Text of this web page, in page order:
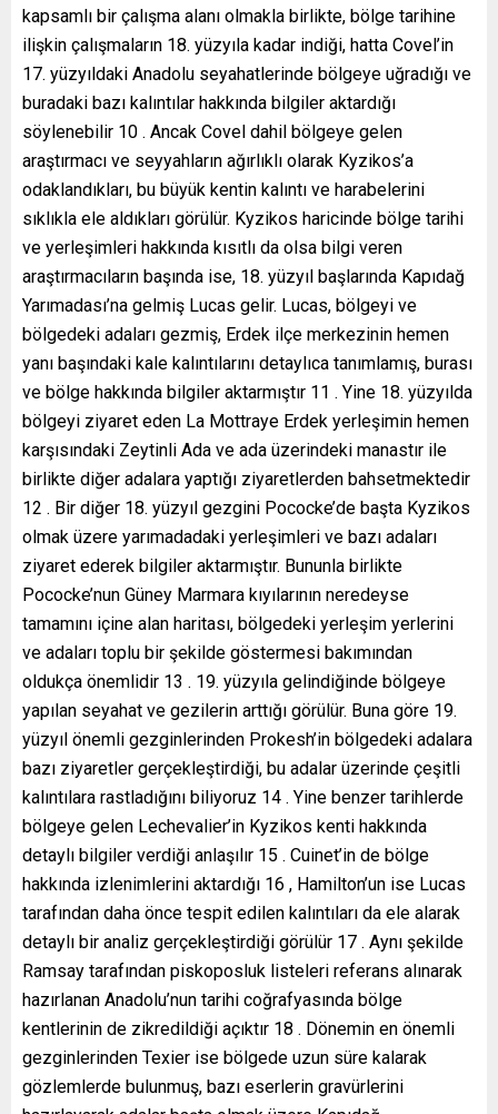
kapsamlı bir çalışma alanı olmakla birlikte, bölge tarihine
ilişkin çalışmaların 18. yüzyıla kadar indiği, hatta Covel’in
17. yüzyıldaki Anadolu seyahatlerinde bölgeye uğradığı ve
buradaki bazı kalıntılar hakkında bilgiler aktardığı
söylenebilir 10 . Ancak Covel dahil bölgeye gelen
araştırmacı ve seyyahların ağırlıklı olarak Kyzikos’a
odaklandıkları, bu büyük kentin kalıntı ve harabelerini
sıklıkla ele aldıkları görülür. Kyzikos haricinde bölge tarihi
ve yerleşimleri hakkında kısıtlı da olsa bilgi veren
araştırmacıların başında ise, 18. yüzyıl başlarında Kapıdağ
Yarımadası’na gelmiş Lucas gelir. Lucas, bölgeyi ve
bölgedeki adaları gezmiş, Erdek ilçe merkezinin hemen
yanı başındaki kale kalıntılarını detaylıca tanımlamış, burası
ve bölge hakkında bilgiler aktarmıştır 11 . Yine 18. yüzyılda
bölgeyi ziyaret eden La Mottraye Erdek yerleşimin hemen
karşısındaki Zeytinli Ada ve ada üzerindeki manastır ile
birlikte diğer adalara yaptığı ziyaretlerden bahsetmektedir
12 . Bir diğer 18. yüzyıl gezgini Pococke’de başta Kyzikos
olmak üzere yarımadadaki yerleşimleri ve bazı adaları
ziyaret ederek bilgiler aktarmıştır. Bununla birlikte
Pococke’nun Güney Marmara kıyılarının neredeyse
tamamını içine alan haritası, bölgedeki yerleşim yerlerini
ve adaları toplu bir şekilde göstermesi bakımından
oldukça önemlidir 13 . 19. yüzyıla gelindiğinde bölgeye
yapılan seyahat ve gezilerin arttığı görülür. Buna göre 19.
yüzyıl önemli gezginlerinden Prokesh’in bölgedeki adalara
bazı ziyaretler gerçekleştirdiği, bu adalar üzerinde çeşitli
kalıntılara rastladığını biliyoruz 14 . Yine benzer tarihlerde
bölgeye gelen Lechevalier’in Kyzikos kenti hakkında
detaylı bilgiler verdiği anlaşılır 15 . Cuinet’in de bölge
hakkında izlenimlerini aktardığı 16 , Hamilton’un ise Lucas
tarafından daha önce tespit edilen kalıntıları da ele alarak
detaylı bir analiz gerçekleştirdiği görülür 17 . Aynı şekilde
Ramsay tarafından piskoposluk listeleri referans alınarak
hazırlanan Anadolu’nun tarihi coğrafyasında bölge
kentlerinin de zikredildiği açıktır 18 . Dönemin en önemli
gezginlerinden Texier ise bölgede uzun süre kalarak
gözlemlerde bulunmuş, bazı eserlerin gravürlerini